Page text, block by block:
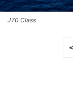
J70 Class